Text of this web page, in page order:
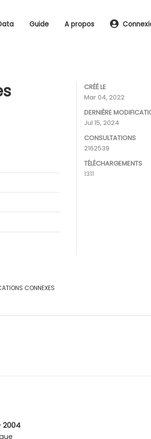
Guide A propos
CRÉÉ LE
Mar 04, 2022
DERNIÈRE
Jul 15, 2024
CONSULTATIONS
2162539
TÉLÉCHARGEMENTS
1311
CONNEXES
2004